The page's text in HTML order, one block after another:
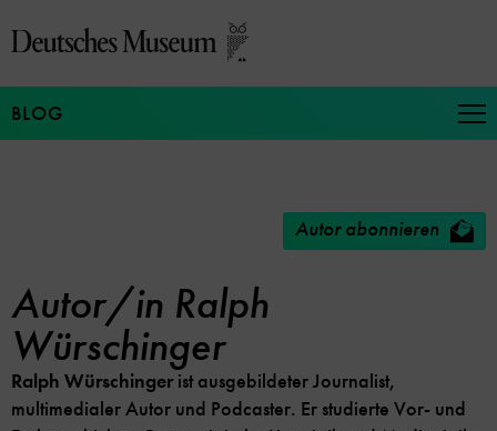
zum
BLOG
Autor abonnieren
Autor/in Ralph
Würschinger
Ralph Würschingerist ausgebildeter Journalist,
multimedialer Autor und Podcaster. Er studierte Vor- und